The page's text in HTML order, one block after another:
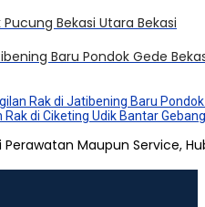
Bekasi Utara Bekasi
Baru Pondok Gede
Rak di Jatibening Baru
di Ciketing Udik Bantar
Maupun Service,